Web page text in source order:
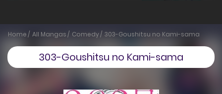
Home All Mangas Comedy 303-Goushitsu no Kami-sama
303-Goushitsu no Kami-sama